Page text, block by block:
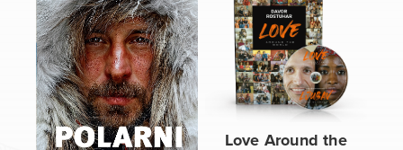
Love Around the